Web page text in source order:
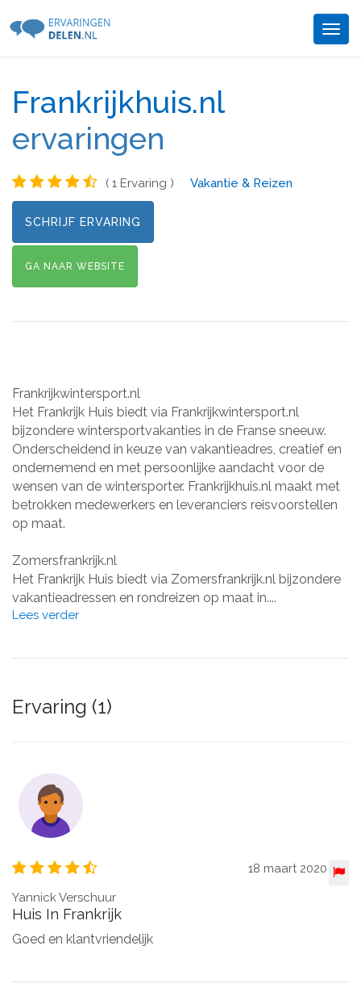
Frankrijkhuis.nl
ervaringen
( 1 Ervaring ) Vakantie & Reizen
SCHRIJF ERVARING
GA NAAR WEBSITE
Frankrijkwintersport.nl
Het Frankrijk Huis biedt via Frankrijkwintersport.nl
bijzondere wintersportvakanties in de Franse sneeuw.
Onderscheidend in keuze van vakantieadres, creatief en
ondernemend en met persoonlijke aandacht voor de
wensen van de wintersporter. Frankrijkhuis.nl maakt met
betrokken medewerkers en leveranciers reisvoorstellen
op maat.
Zomersfrankrijk.nl
Het Frankrijk Huis biedt via Zomersfrankrijk.nl bijzondere
vakantieadressen en rondreizen op maat in....
Lees verder
Ervaring (1)
18 maart 2020
Yannick Verschuur
Huis In Frankrijk
Goed en klantvriendelijk